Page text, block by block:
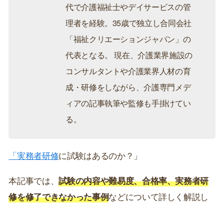
代で介護福祉士やデイサービスの管
理者を経験。35歳で独立し合同会社
「福祉クリエーションジャパン」の
代表となる。 現在、介護業界施設の
コンサルタントや介護業界人材の育
成・研修をしながら、介護専門メデ
ィアの記事執筆や監修も手掛けてい
る。
「実務者研修に試験はあるのか？」
本記事では、試験の内容や難易度、合格率、実務者研
修を修了できなかった事例などについて詳しく解説し